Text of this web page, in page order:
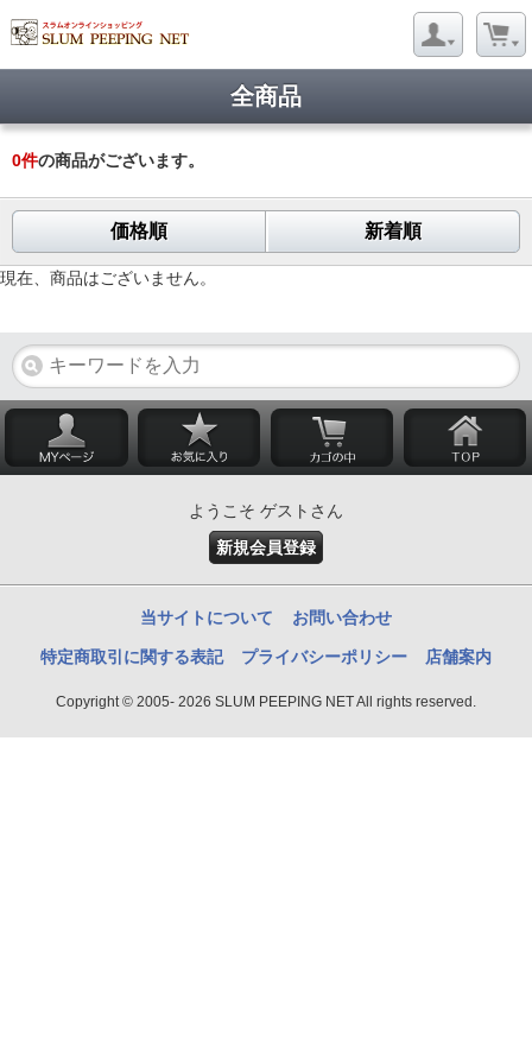
全商品
0件の商品がございます。
価格順 新着順
現在、商品はございません。
ようこそ ゲストさん
新規会員登録
当サイトについて お問い合わせ
特定商取引に関する表記 プライバシーポリシー 店舗案内
Copyright © 2005- 2026 SLUM PEEPING NET All rights reserved.